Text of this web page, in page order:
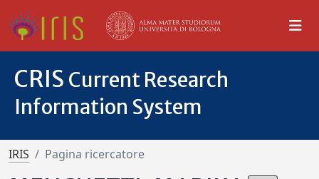
CRIS Current Research
Information System
IRIS Pagina ricercatore